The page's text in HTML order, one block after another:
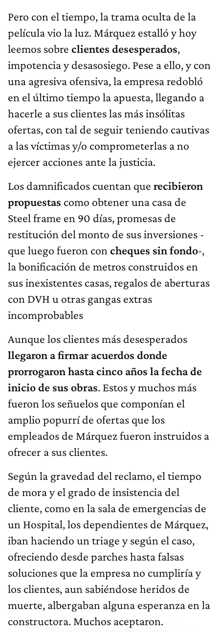
Pero con el tiempo, la trama oculta de la
película vio la luz. Márquez estalló y hoy
leemos sobre clientes desesperados,
impotencia y desasosiego. Pese a ello, y con
una agresiva ofensiva, la empresa redobló
en el último tiempo la apuesta, llegando a
hacerle a sus clientes las más insólitas
ofertas, con tal de seguir teniendo cautivas
a las víctimas y/o comprometerlas a no
ejercer acciones ante la justicia.
Los damnificados cuentan que recibieron
propuestas como obtener una casa de
Steel frame en 90 días, promesas de
restitución del monto de sus inversiones -
que luego fueron con cheques sin fondo-,
la bonificación de metros construidos en
sus inexistentes casas, regalos de aberturas
con DVH u otras gangas extras
incomprobables
Aunque los clientes más desesperados
llegaron a firmar acuerdos donde
prorrogaron hasta cinco años la fecha de
inicio de sus obras. Estos y muchos más
fueron los señuelos que componían el
amplio popurrí de ofertas que los
empleados de Márquez fueron instruidos a
ofrecer a sus clientes.
Según la gravedad del reclamo, el tiempo
de mora y el grado de insistencia del
cliente, como en la sala de emergencias de
un Hospital, los dependientes de Márquez,
iban haciendo un triage y según el caso,
ofreciendo desde parches hasta falsas
soluciones que la empresa no cumpliría y
los clientes, aun sabiéndose heridos de
muerte, albergaban alguna esperanza en la
constructora. Muchos aceptaron.